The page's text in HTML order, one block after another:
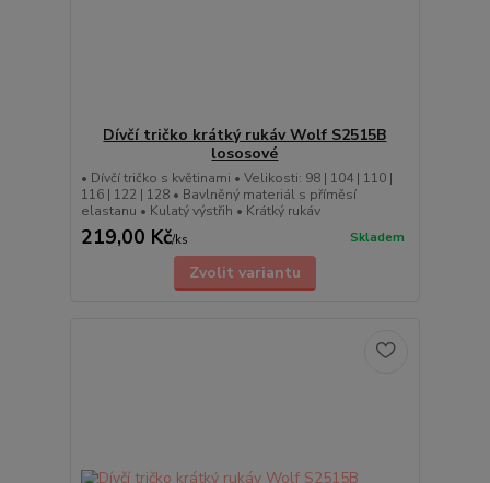
Dívčí tričko krátký rukáv Wolf S2515B
lososové
• Dívčí tričko s květinami • Velikosti: 98 | 104 | 110 |
116 | 122 | 128 • Bavlněný materiál s příměsí
elastanu • Kulatý výstřih • Krátký rukáv
219,00 Kč/ks Skladem
Zvolit variantu